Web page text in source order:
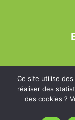
Mentions
Ce site utilise
réaliser des
des cookies ?